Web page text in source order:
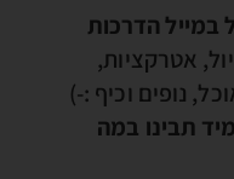
במייל הדרכות
אטרקציות,
נופים וכיף :-)
תבינו במה